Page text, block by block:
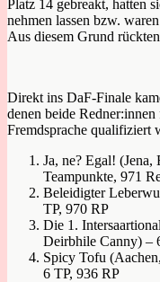
Platz 14 gebreakt, hatten
nehmen lassen bzw.
Aus diesem Grund
Direkt ins DaF-Finale
denen beide
Fremdsprache qualifiziert
Ja, ne? Egal!
Teampunkte, 971
Beleidigter
TP, 970 RP
Die 1.
Deirbhile Canny) –
Spicy Tofu
6 TP, 936 RP